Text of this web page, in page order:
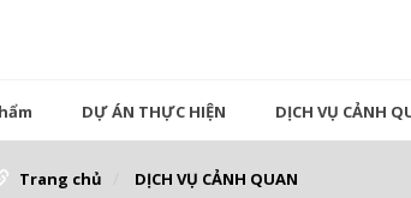
DỰ ÁN THỰC HIỆN DỊCH VỤ CẢNH
Trang chủ DỊCH VỤ CẢNH QUAN